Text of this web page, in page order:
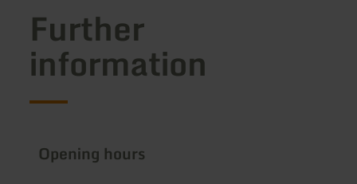
Further
information
Opening hours